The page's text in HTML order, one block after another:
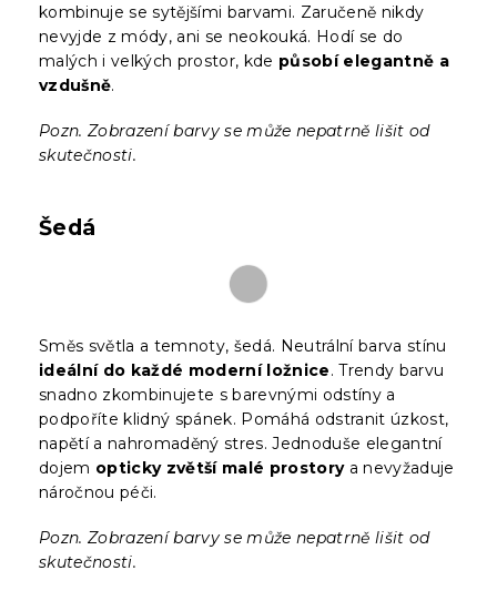
kombinuje se sytějšími barvami. Zaručeně nikdy
nevyjde z módy, ani se neokouká. Hodí se do
malých i velkých prostor, kde působí elegantně a
vzdušně.
Pozn. Zobrazení barvy se může nepatrně lišit od
skutečnosti.
Šedá
Směs světla a temnoty, šedá. Neutrální barva stínu
ideální do každé moderní ložnice. Trendy barvu
snadno zkombinujete s barevnými odstíny a
podpoříte klidný spánek. Pomáhá odstranit úzkost,
napětí a nahromaděný stres. Jednoduše elegantní
dojem opticky zvětší malé prostorya nevyžaduje
náročnou péči.
Pozn. Zobrazení barvy se může nepatrně lišit od
skutečnosti.